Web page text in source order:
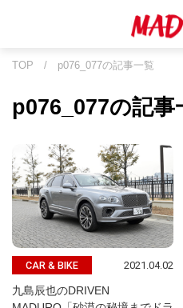
TOP / p076_077の記事一覧
p076_077の記事
CAR & BIKE 2021.04.02
九島辰也のDRIVEN